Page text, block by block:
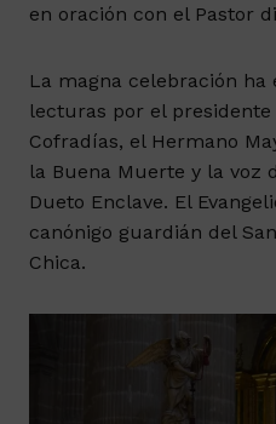
en oración con el Pastor
La magna celebración
lecturas por el
Cofradías, el Hermano
la Buena Muerte y la voz
Dueto Enclave. El
canónigo guardián del
Chica.